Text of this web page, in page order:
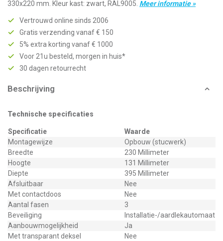
330x220 mm. Kleur kast: zwart, RAL9005. Meer informatie »
Vertrouwd online sinds 2006
Gratis verzending vanaf € 150
5% extra korting vanaf € 1000
Voor 21u besteld, morgen in huis*
30 dagen retourrecht
Beschrijving
Technische specificaties
Specificatie
Waarde
Montagewijze
Opbouw (stucwerk)
Breedte
230 Millimeter
Hoogte
131 Millimeter
Diepte
395 Millimeter
Afsluitbaar
Nee
Met contactdoos
Nee
Aantal fasen
3
Beveiliging
Installatie-/aardlekautomaat
Aanbouwmogelijkheid
Ja
Met transparant deksel
Nee